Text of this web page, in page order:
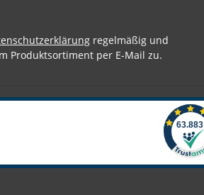
regelmäßig und
Produktsortiment per E-Mail zu.